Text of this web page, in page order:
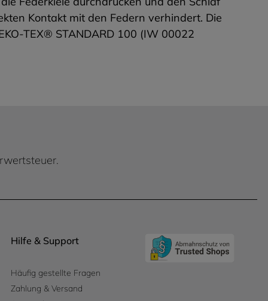
Kontakt mit den Federn verhindert. Die
TEX® STANDARD 100 (IW 00022
Hilfe & Support
Häufig gestellte Fragen
Zahlung & Versand